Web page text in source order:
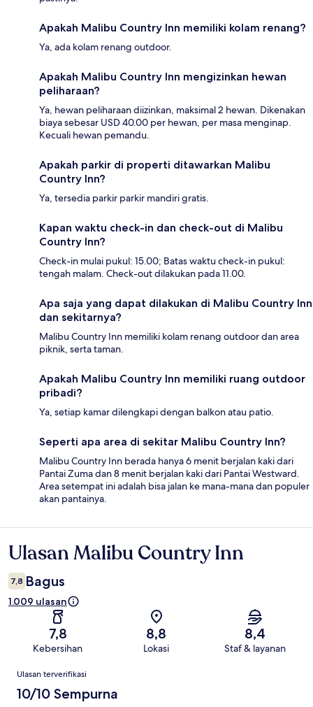
Apakah Malibu Country Inn memiliki kolam renang?
Ya, ada kolam renang outdoor.
Apakah Malibu Country Inn mengizinkan hewan
peliharaan?
Ya, hewan peliharaan diizinkan, maksimal 2 hewan. Dikenakan
biaya sebesar USD 40.00 per hewan, per masa menginap.
Kecuali hewan pemandu.
Apakah parkir di properti ditawarkan Malibu
Country Inn?
Ya, tersedia parkir parkir mandiri gratis.
Kapan waktu check-in dan check-out di Malibu
Country Inn?
Check-in mulai pukul: 15.00; Batas waktu check-in pukul:
tengah malam. Check-out dilakukan pada 11.00.
Apa saja yang dapat dilakukan di Malibu Country Inn
dan sekitarnya?
Malibu Country Inn memiliki kolam renang outdoor dan area
piknik, serta taman.
Apakah Malibu Country Inn memiliki ruang outdoor
pribadi?
Ya, setiap kamar dilengkapi dengan balkon atau patio.
Seperti apa area di sekitar Malibu Country Inn?
Malibu Country Inn berada hanya 6 menit berjalan kaki dari
Pantai Zuma dan 8 menit berjalan kaki dari Pantai Westward.
Area setempat ini adalah bisa jalan ke mana-mana dan populer
akan pantainya.
Ulasan
Ulasan Malibu Country Inn
7,8 Bagus
1.009 ulasan
7,8
Kebersihan
8,8
Lokasi
8,4
Staf & layanan
Ulasan
Ulasan terverifikasi
10/10 Sempurna